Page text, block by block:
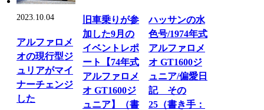
2023.10.04
アルファロメ
オの現行型ジ
ュリアがマイ
ナーチェンジ
した
旧車乗りが参
加した9月の
イベントレポ
ート【74年式
アルファロメ
オ GT1600ジ
ュニア】（書
ハッサンの水
色号/1974年式
アルファロメ
オ GT1600ジ
ュニア/偏愛日
記 その
25（書き手：